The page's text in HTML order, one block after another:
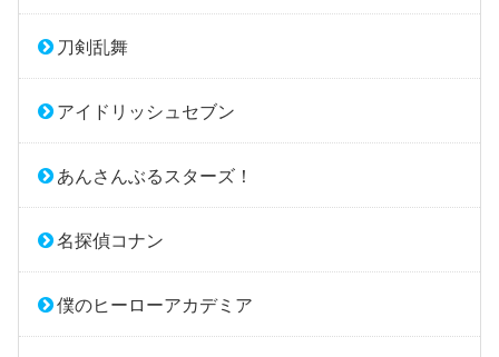
刀剣乱舞
アイドリッシュセブン
あんさんぶるスターズ！
名探偵コナン
僕のヒーローアカデミア